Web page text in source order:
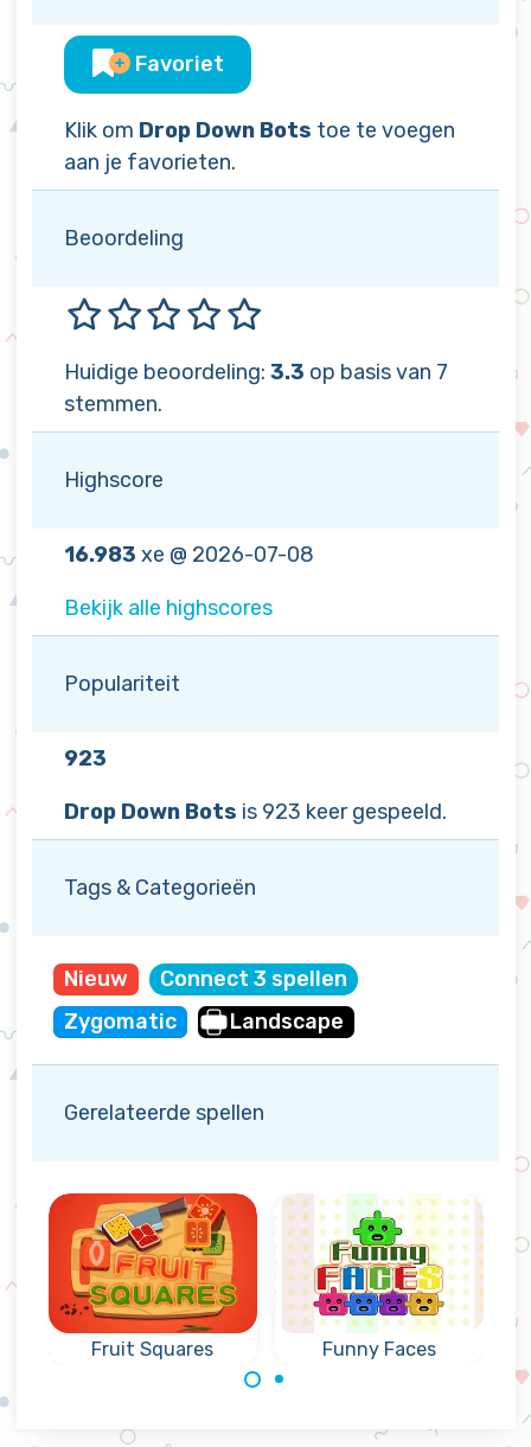
Favoriet
Klik om Drop Down Bots toe te voegen
aan je favorieten.
Beoordeling
Huidige beoordeling: 3.3 op basis van 7
stemmen.
Highscore
16.983 xe @ 2026-07-08
Bekijk alle highscores
Populariteit
923
Drop Down Bots is 923 keer gespeeld.
Tags & Categorieën
Nieuw
Connect 3 spellen
Zygomatic
Landscape
Gerelateerde spellen
Fruit Squares Funny Faces
Laat de grappige